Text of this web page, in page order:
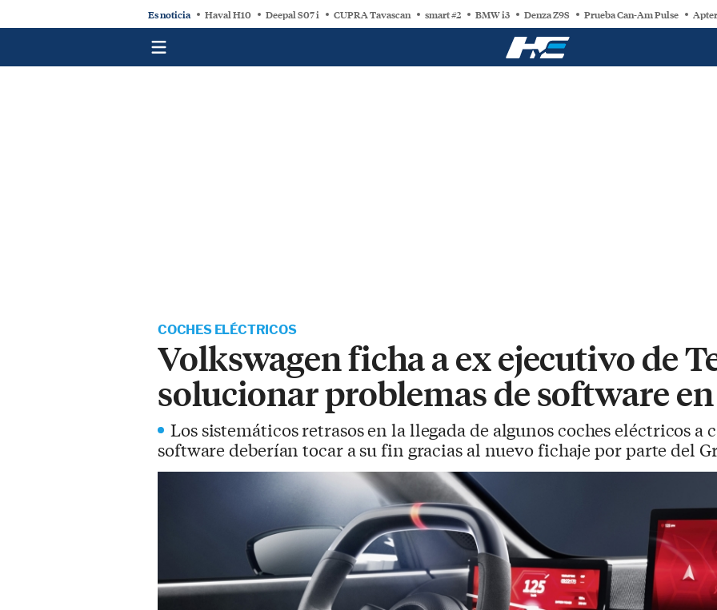
Es noticia Haval H10 Deepal S07 i CUPRA Tavascan smart #2 BMW i3 Denza Z9S Prueba Can-Am Pulse
COCHES ELÉCTRICOS
Volkswagen ficha a ex ejecutivo de
solucionar problemas de software
Los sistemáticos retrasos en la llegada de algunos coches eléctricos a
software deberían tocar a su fin gracias al nuevo fichaje por parte del